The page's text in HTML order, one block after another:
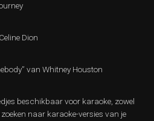
Dion
van Whitney Houston
beschikbaar voor karaoke, zowel
naar karaoke-versies van je